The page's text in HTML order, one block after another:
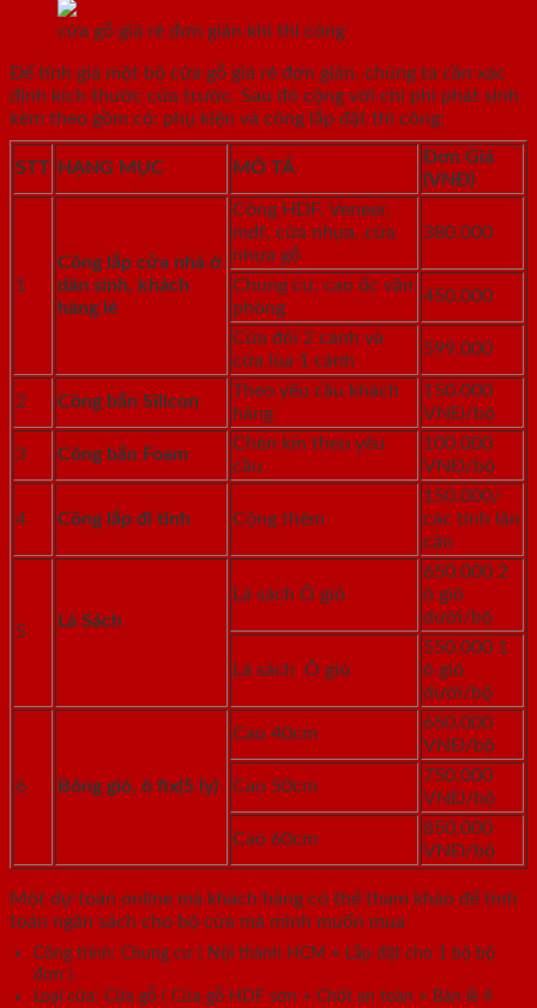
cửa gỗ giá rẻ đơn giản khi thi công
Để tính giá một bộ cửa gỗ giá rẻ đơn giản, chúng ta cần xác
định kích thước cửa trước. Sau đó cộng với chi phí phát sinh
kèm theo gồm có: phụ kiện và công lắp đặt thi công:
STT HẠNG MỤC MÔ TẢ
Đơn Giá
(VNĐ)
1
Công lắp cửa nhà ở
dân sinh, khách
hàng lẻ
Công HDF, Veneer,
mdf, cửa nhựa, cửa
nhựa gỗ
380.000
Chung cư, cao ốc văn
phòng
450.000
Cửa đôi 2 cánh và
cửa lùa 1 cánh
599.000
2 Công bắn Silicon
Theo yêu cầu khách
hàng
150.000
VNĐ/bộ
3 Công bắn Foam
Chèn kín theo yêu
cầu
100.000
VNĐ/bộ
4 Công lắp đi tỉnh Cộng thêm
150.000/
các tỉnh lân
cận
5
Lá Sách
Lá sách Ô gió
650.000 2
ô gió
dưới/bộ
Lá sách Ô gió
550.000 1
ô gió
dưới/bộ
6 Bông gió, ô fix(5 ly)
Cao 40cm
650.000
VNĐ/bộ
Cao 50cm
750.000
VNĐ/bộ
Cao 60cm
850.000
VNĐ/bộ
Một dự toán online mà khách hàng có thể tham khảo để tính
toán ngân sách cho bộ cửa mà mình muốn mua
Công trình: Chung cư ( Nội thành HCM + Lắp đặt cho 1 bộ bộ
đơn )
Loại cửa: Cửa gỗ ( Cửa gỗ HDF sơn + Chốt an toàn + Bản lề 4